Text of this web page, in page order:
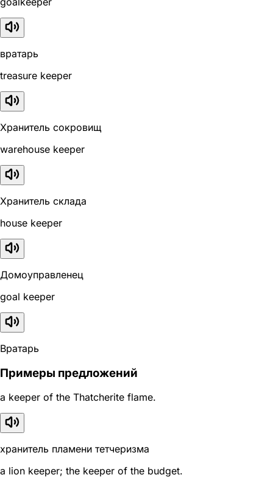
вратарь
treasure keeper
Хранитель сокровищ
warehouse keeper
Хранитель склада
house keeper
Домоуправленец
goal keeper
Вратарь
Примеры предложений
a keeper of the Thatcherite flame.
хранитель пламени тетчеризма
a lion keeper; the keeper of the budget.